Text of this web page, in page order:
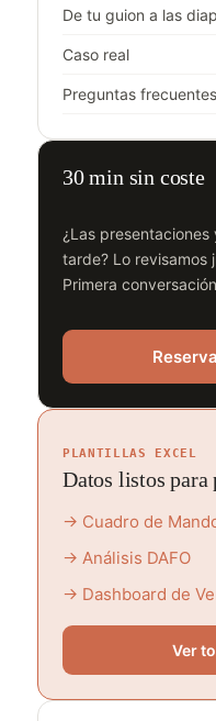
De tu guion a las
Caso real
Preguntas frecuentes
30 min sin coste
¿Las
tarde? Lo revisamos
Primera
PLANTILLAS EXCEL
Datos listos para
→ Cuadro de
→ Análisis DAFO
→ Dashboard de
Ver